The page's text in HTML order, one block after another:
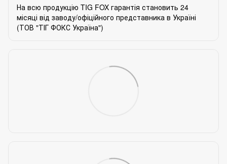
На всю продукцію TIG FOX гарантія становить 24
місяці від заводу/офіційного представника в Україні
(ТОВ "ТІГ ФОКС Україна")